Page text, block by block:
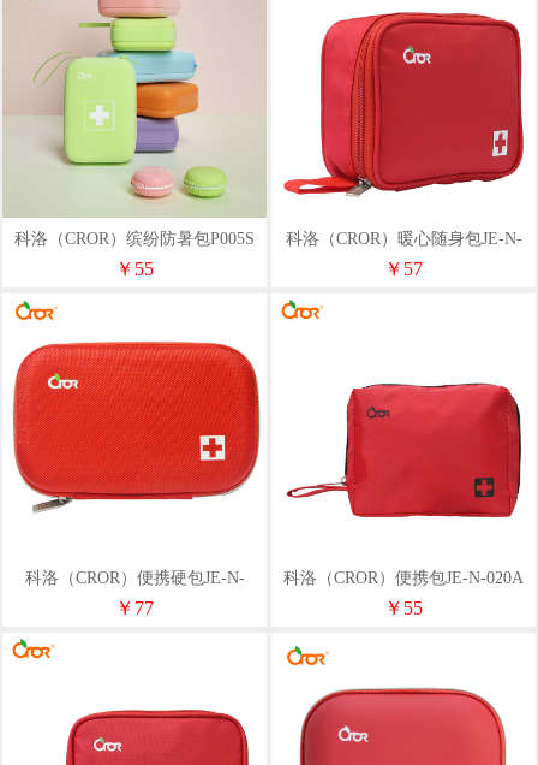
科洛（CROR）缤纷防暑包P005S
￥55
科洛（CROR）暖心随身包JE-N-
001B
￥57
科洛（CROR）便携硬包JE-N-
013A
￥77
科洛（CROR）便携包JE-N-020A
￥55